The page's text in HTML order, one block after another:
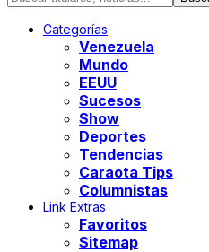
Categorías
Venezuela
Mundo
EEUU
Sucesos
Show
Deportes
Tendencias
Caraota Tips
Columnistas
Link Extras
Favoritos
Sitemap